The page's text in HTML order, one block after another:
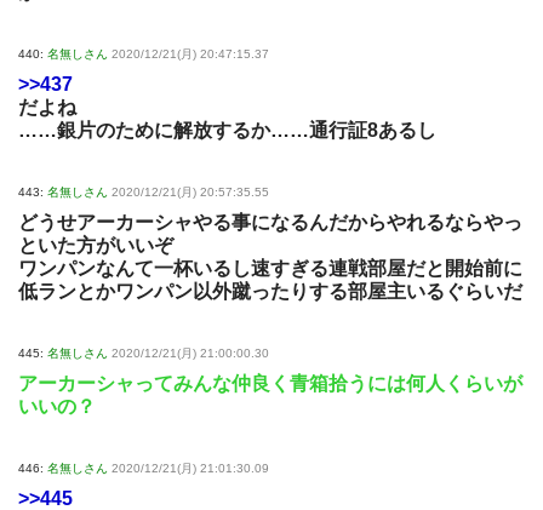
440: 名無しさん 2020/12/21(月) 20:47:15.37
>>437
だよね
……銀片のために解放するか……通行証8あるし
443: 名無しさん 2020/12/21(月) 20:57:35.55
どうせアーカーシャやる事になるんだからやれるならやっ
といた方がいいぞ
ワンパンなんて一杯いるし速すぎる連戦部屋だと開始前に
低ランとかワンパン以外蹴ったりする部屋主いるぐらいだ
445: 名無しさん 2020/12/21(月) 21:00:00.30
アーカーシャってみんな仲良く青箱拾うには何人くらいが
いいの？
446: 名無しさん 2020/12/21(月) 21:01:30.09
>>445